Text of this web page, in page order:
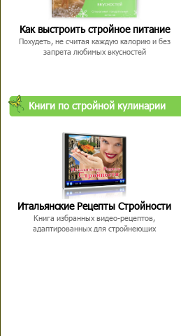
Как выстроить стройное питание
Похудеть, не считая каждую калорию и без
запрета любимых вкусностей
Книги по стройной кулинарии
Итальянские Рецепты Стройности
Книга избранных видео-рецептов,
адаптированных для стройнеющих